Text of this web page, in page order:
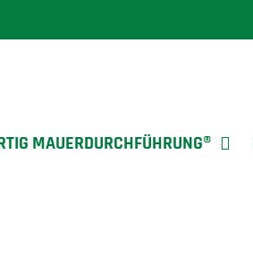
MAUERDURCHFÜHRUNG®